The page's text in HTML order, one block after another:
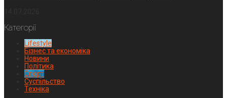
Категорії
Lifestyle
Бізнес та економіка
Новини
Політика
Спорт
Суспільство
Техніка